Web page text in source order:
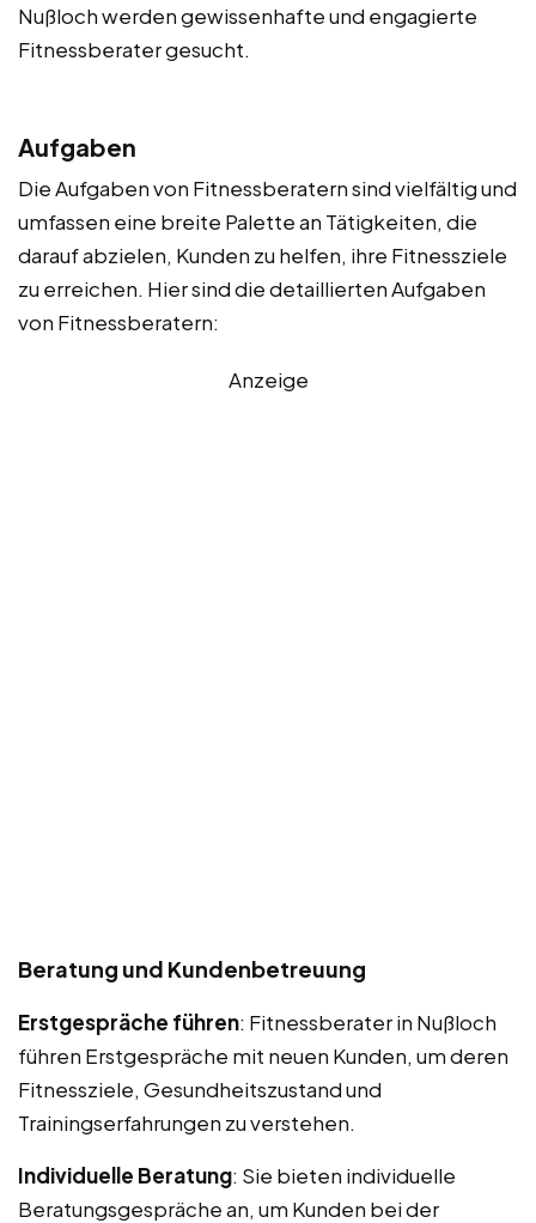
Nußloch werden gewissenhafte und engagierte
Fitnessberater gesucht.
Aufgaben
Die Aufgaben von Fitnessberatern sind vielfältig und
umfassen eine breite Palette an Tätigkeiten, die
darauf abzielen, Kunden zu helfen, ihre Fitnessziele
zu erreichen. Hier sind die detaillierten Aufgaben
von Fitnessberatern:
Anzeige
Beratung und Kundenbetreuung
Erstgespräche führen: Fitnessberater in Nußloch
führen Erstgespräche mit neuen Kunden, um deren
Fitnessziele, Gesundheitszustand und
Trainingserfahrungen zu verstehen.
Individuelle Beratung: Sie bieten individuelle
Beratungsgespräche an, um Kunden bei der